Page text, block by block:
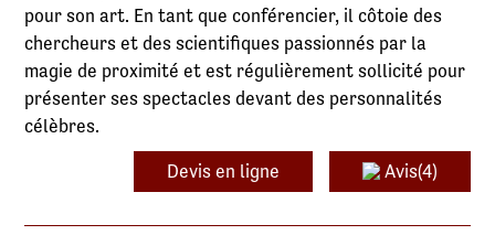
pour son art. En tant que conférencier, il côtoie des
chercheurs et des scientifiques passionnés par la
magie de proximité et est régulièrement sollicité pour
présenter ses spectacles devant des personnalités
célèbres.
Devis en ligne Avis(4)